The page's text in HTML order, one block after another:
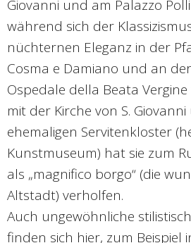
Giovanni und am Palazzo
während sich der
nüchternen Eleganz in der
Cosma e Damiano und an
Ospedale della Beata
mit der Kirche von S.
ehemaligen Servitenkloster
Kunstmuseum) hat sie zum
als „magnifico borgo“ (die
Altstadt) verholfen.
Auch ungewöhnliche
finden sich hier, zum Beispiel